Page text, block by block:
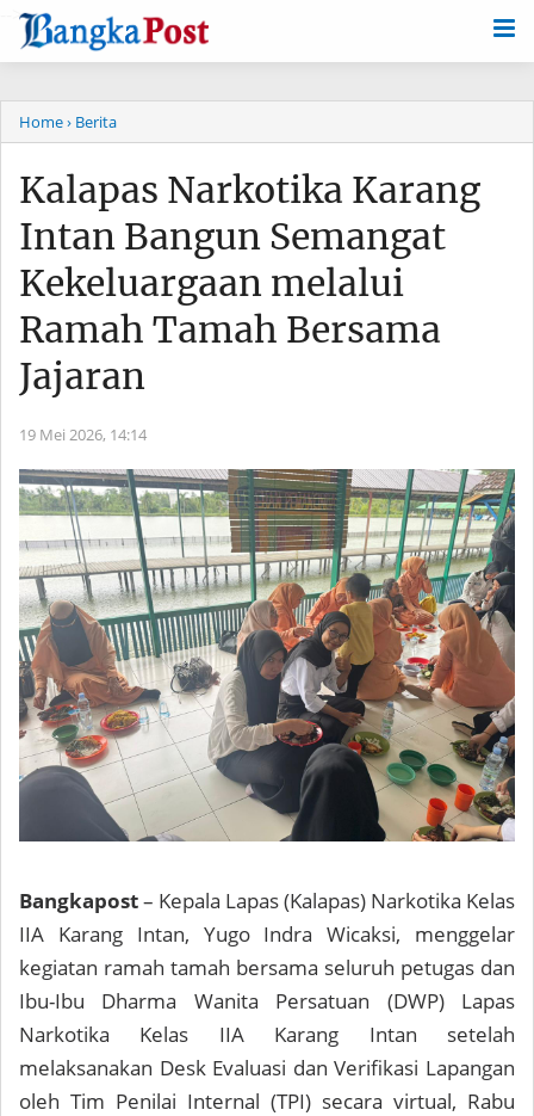
-->
Home› Berita
Kalapas Narkotika Karang
Intan Bangun Semangat
Kekeluargaan melalui
Ramah Tamah Bersama
Jajaran
19 Mei 2026, 14:14
Bangkapost– Kepala Lapas (Kalapas) Narkotika Kelas
IIA Karang Intan, Yugo Indra Wicaksi, menggelar
kegiatan ramah tamah bersama seluruh petugas dan
Ibu-Ibu Dharma Wanita Persatuan (DWP) Lapas
Narkotika Kelas IIA Karang Intan setelah
melaksanakan Desk Evaluasi dan Verifikasi Lapangan
oleh Tim Penilai Internal (TPI) secara virtual, Rabu